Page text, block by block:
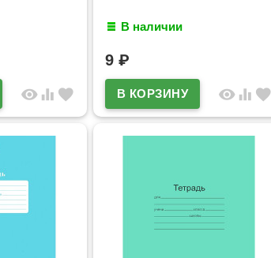
visibility equalizer favorite
В наличии
9 ₽
visibility equalizer favorite